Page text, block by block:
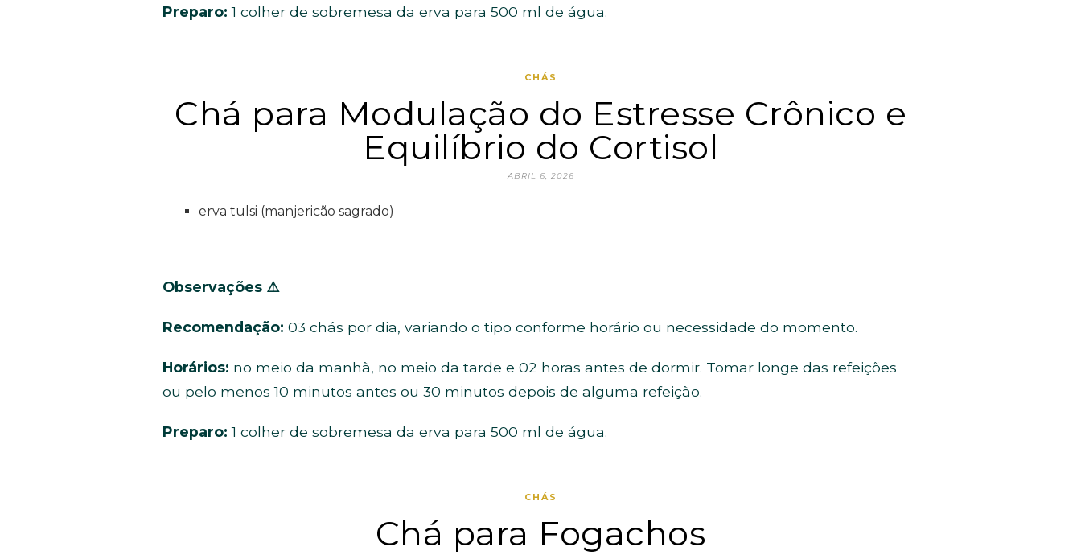
Preparo: 1 colher de sobremesa da erva para 500 ml de água.
CHÁS
Chá para Modulação do Estresse Crônico e
Equilíbrio do Cortisol
ABRIL 6, 2026
erva tulsi (manjericão sagrado)
Observações ⚠️
Recomendação: 03 chás por dia, variando o tipo conforme horário ou necessidade do momento.
Horários: no meio da manhã, no meio da tarde e 02 horas antes de dormir. Tomar longe das refeições
ou pelo menos 10 minutos antes ou 30 minutos depois de alguma refeição.
Preparo: 1 colher de sobremesa da erva para 500 ml de água.
CHÁS
Chá para Fogachos